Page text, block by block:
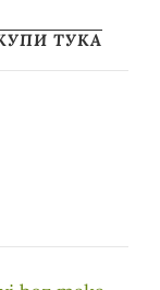
ТУКА